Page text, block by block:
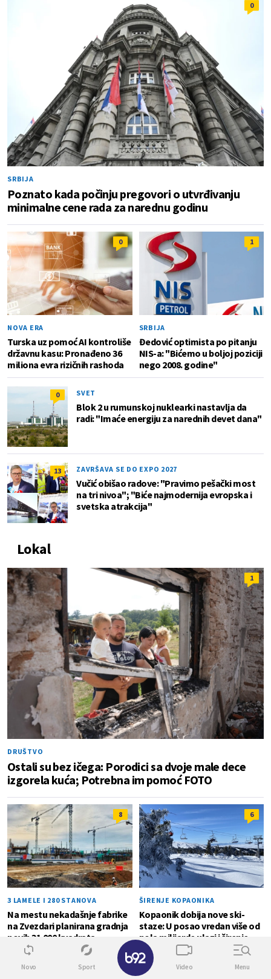
0
SRBIJA
Poznato kada počinju pregovori o utvrđivanju
minimalne cene rada za narednu godinu
0
NOVA ERA
Turska uz pomoć AI kontroliše
državnu kasu: Pronađeno 36
miliona evra rizičnih rashoda
1
SRBIJA
Đedović optimista po pitanju
NIS-a: "Bićemo u boljoj poziciji
nego 2008. godine"
0 SVET
Blok 2 u rumunskoj nuklearki nastavlja da
radi: "Imaće energiju za narednih devet dana"
13 ZAVRŠAVA SE DO EXPO 2027
Vučić obišao radove: "Pravimo pešački most
na tri nivoa"; "Biće najmodernija evropska i
svetska atrakcija"
Lokal
1
DRUŠTVO
Ostali su bez ičega: Porodici sa dvoje male dece
izgorela kuća; Potrebna im pomoć FOTO
8
3 LAMELE I 280 STANOVA
Na mestu nekadašnje fabrike
na Zvezdari planirana gradnja
novih 31.000 kvadrata
6
ŠIRENJE KOPAONIKA
Kopaonik dobija nove ski-
staze: U posao vredan više od
pola milijarde ulazi i širenje
sistema za veštački sneg
HAPŠENJE U KRUŠEVCU
Novo Sport Video Menu
✕